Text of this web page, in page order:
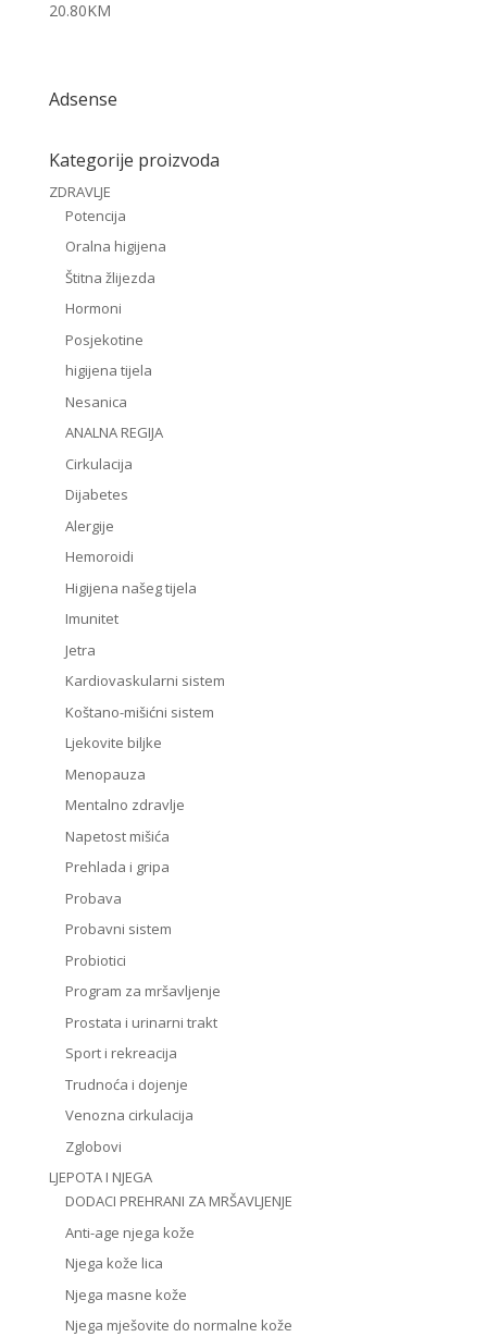
20.80KM
Adsense
Kategorije proizvoda
ZDRAVLJE
Potencija
Oralna higijena
Štitna žlijezda
Hormoni
Posjekotine
higijena tijela
Nesanica
ANALNA REGIJA
Cirkulacija
Dijabetes
Alergije
Hemoroidi
Higijena našeg tijela
Imunitet
Jetra
Kardiovaskularni sistem
Koštano-mišićni sistem
Ljekovite biljke
Menopauza
Mentalno zdravlje
Napetost mišića
Prehlada i gripa
Probava
Probavni sistem
Probiotici
Program za mršavljenje
Prostata i urinarni trakt
Sport i rekreacija
Trudnoća i dojenje
Venozna cirkulacija
Zglobovi
LJEPOTA I NJEGA
DODACI PREHRANI ZA MRŠAVLJENJE
Anti-age njega kože
Njega kože lica
Njega masne kože
Njega mješovite do normalne kože